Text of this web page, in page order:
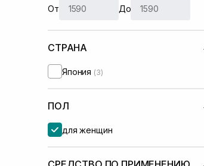
От До
СТРАНА
Япония (3)
ПОЛ
для женщин